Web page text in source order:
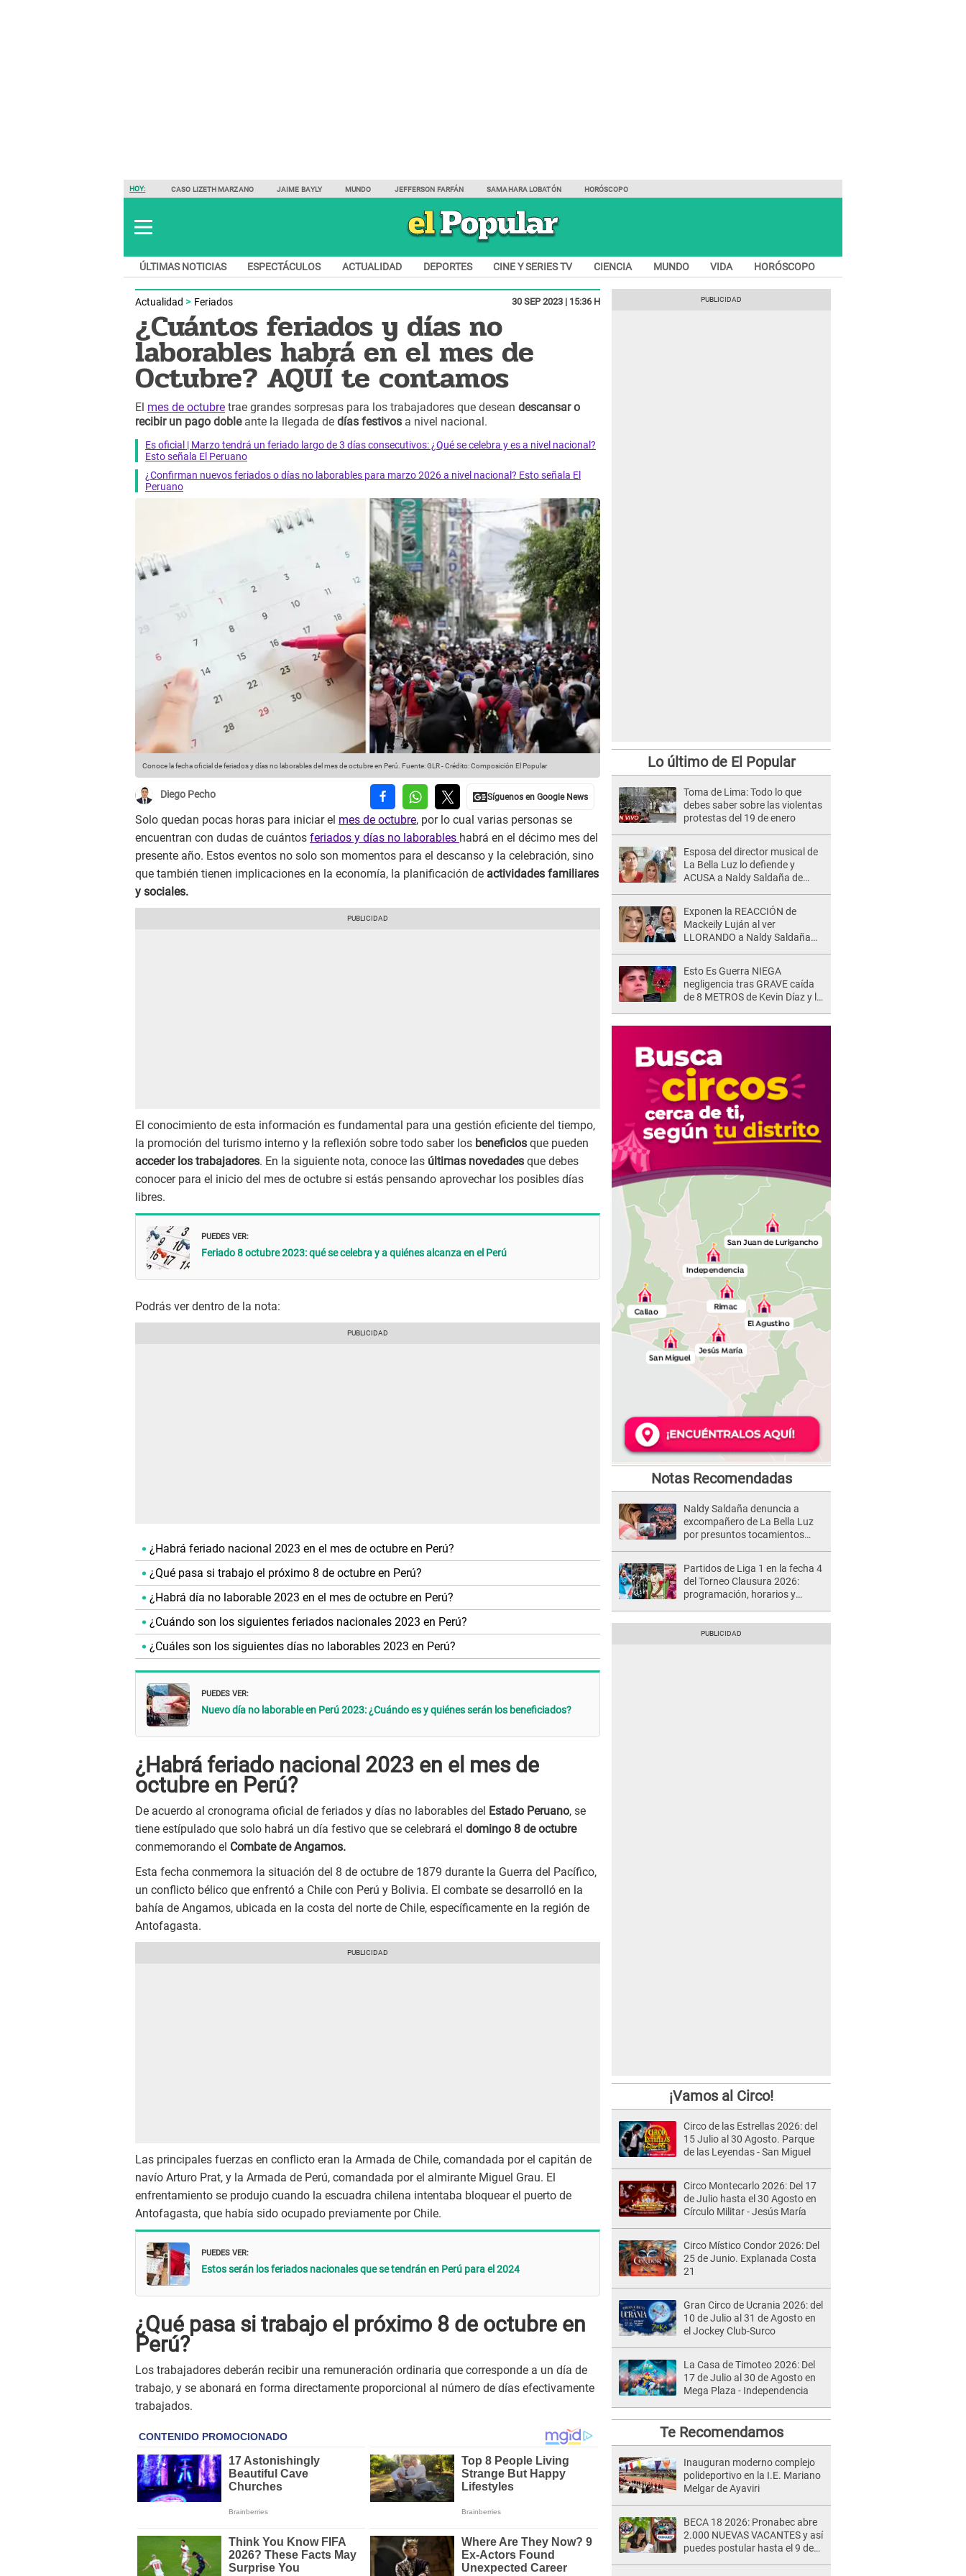
HOY: CASO LIZETH MARZANO JAIME BAYLY MUNDO JEFFERSON FARFÁN SAMAHARA LOBATÓN HORÓSCOPO
ÚLTIMAS NOTICIAS ESPECTÁCULOS ACTUALIDAD DEPORTES CINE Y SERIES TV CIENCIA MUNDO VIDA HORÓSCOPO
Actualidad Feriados 30 SEP 2023 | 15:36 H
¿Cuántos feriados y días no
laborables habrá en el mes de
Octubre? AQUÍ te contamos
El mes de octubre trae grandes sorpresas para los trabajadores que desean descansar o
recibir un pago dobleante la llegada de días festivos a nivel nacional.
Es oficial | Marzo tendrá un feriado largo de 3 días consecutivos: ¿Qué se celebra y es a nivel nacional?
Esto señala El Peruano
¿Confirman nuevos feriados o días no laborables para marzo 2026 a nivel nacional? Esto señala El
Peruano
Conoce la fecha oficial de feriados y días no laborables del mes de octubre en Perú. Fuente: GLR-Crédito: Composición El Popular
Diego Pecho
Solo quedan pocas horas para iniciar el mes de octubre, por lo cual varias personas se
encuentran con dudas de cuántos feriados y días no laborables habrá en el décimo mes del
presente año. Estos eventos no solo son momentos para el descanso y la celebración, sino
que también tienen implicaciones en la economía, la planificación de actividades familiares
y sociales.
El conocimiento de esta información es fundamental para una gestión eficiente del tiempo,
la promoción del turismo interno y la reflexión sobre todo saber los beneficios que pueden
acceder los trabajadores. En la siguiente nota, conoce las últimas novedades que debes
conocer para el inicio del mes de octubre si estás pensando aprovechar los posibles días
libres.
PUEDES VER:
Feriado 8 octubre 2023: qué se celebra y a quiénes alcanza en el Perú
Podrás ver dentro de la nota:
¿Habrá feriado nacional 2023 en el mes de octubre en Perú?
¿Qué pasa si trabajo el próximo 8 de octubre en Perú?
¿Habrá día no laborable 2023 en el mes de octubre en Perú?
¿Cuándo son los siguientes feriados nacionales 2023 en Perú?
¿Cuáles son los siguientes días no laborables 2023 en Perú?
PUEDES VER:
Nuevo día no laborable en Perú 2023: ¿Cuándo es y quiénes serán los beneficiados?
¿Habrá feriado nacional 2023 en el mes de
octubre en Perú?
De acuerdo al cronograma oficial de feriados y días no laborables del Estado Peruano, se
tiene estípulado que solo habrá un día festivo que se celebrará el domingo 8 de octubre
conmemorando el Combate de Angamos.
Esta fecha conmemora la situación del 8 de octubre de 1879 durante la Guerra del Pacífico,
un conflicto bélico que enfrentó a Chile con Perú y Bolivia. El combate se desarrolló en la
bahía de Angamos, ubicada en la costa del norte de Chile, específicamente en la región de
Antofagasta.
Las principales fuerzas en conflicto eran la Armada de Chile, comandada por el capitán de
navío Arturo Prat, y la Armada de Perú, comandada por el almirante Miguel Grau. El
enfrentamiento se produjo cuando la escuadra chilena intentaba bloquear el puerto de
Antofagasta, que había sido ocupado previamente por Chile.
PUEDES VER:
Estos serán los feriados nacionales que se tendrán en Perú para el 2024
¿Qué pasa si trabajo el próximo 8 de octubre en
Perú?
Los trabajadores deberán recibir una remuneración ordinaria que corresponde a un día de
trabajo, y se abonará en forma directamente proporcional al número de días efectivamente
trabajados.
Lo último de El Popular
Toma de Lima: Todo lo que
debes saber sobre las violentas
protestas del 19 de enero
Esposa del director musical de
La Bella Luz lo defiende y
ACUSA a Naldy Saldaña de
Exponen la REACCIÓN de
Mackeily Luján al ver
LLORANDO a Naldy Saldaña
Esto Es Guerra NIEGA
negligencia tras GRAVE caída
de 8 METROS de Kevin Díaz y lo
Notas Recomendadas
Naldy Saldaña denuncia a
excompañero de La Bella Luz
por presuntos tocamientos
Partidos de Liga 1 en la fecha 4
del Torneo Clausura 2026:
programación, horarios y
¡Vamos al Circo!
Circo de las Estrellas 2026: del
15 Julio al 30 Agosto. Parque
de las Leyendas - San Miguel
Circo Montecarlo 2026: Del 17
de Julio hasta el 30 Agosto en
Círculo Militar - Jesús María
Circo Místico Condor 2026: Del
25 de Junio. Explanada Costa
21
Gran Circo de Ucrania 2026: del
10 de Julio al 31 de Agosto en
el Jockey Club-Surco
La Casa de Timoteo 2026: Del
17 de Julio al 30 de Agosto en
Mega Plaza - Independencia
Te Recomendamos
Inauguran moderno complejo
polideportivo en la I.E. Mariano
Melgar de Ayaviri
BECA 18 2026: Pronabec abre
2.000 NUEVAS VACANTES y así
puedes postular hasta el 9 de